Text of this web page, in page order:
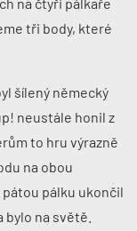
tři body, které
šílený německý
neustále honil z
to hru výrazně
na obou
pátou pálku ukončil
na světě.